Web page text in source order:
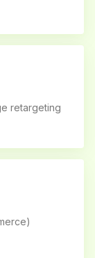
retargeting